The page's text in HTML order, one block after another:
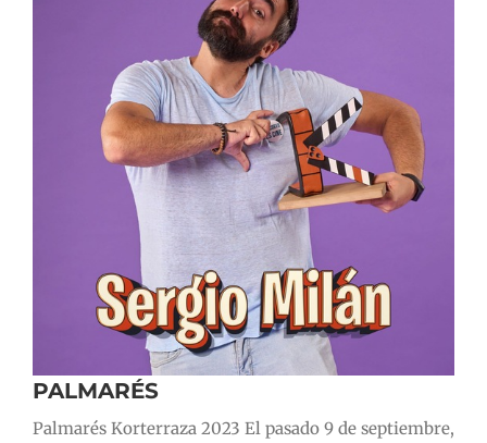
PALMARÉS
Palmarés Korterraza 2023 El pasado 9 de septiembre,